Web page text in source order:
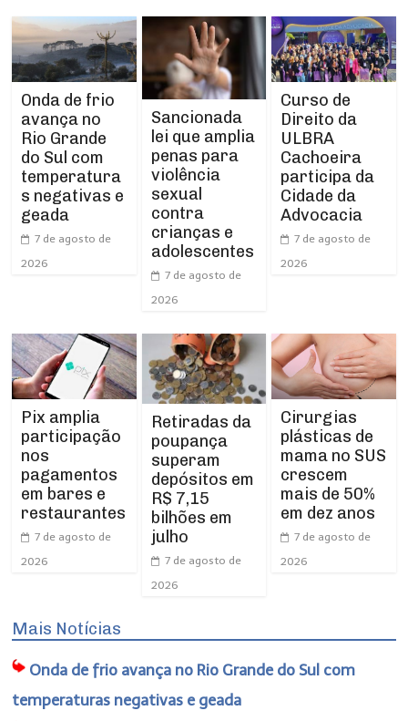
Onda de frio
avança no
Rio Grande
do Sul com
temperatura
s negativas e
geada
7 de agosto de
2026
Sancionada
lei que amplia
penas para
violência
sexual
contra
crianças e
adolescentes
7 de agosto de
2026
Curso de
Direito da
ULBRA
Cachoeira
participa da
Cidade da
Advocacia
7 de agosto de
2026
Pix amplia
participação
nos
pagamentos
em bares e
restaurantes
7 de agosto de
2026
Retiradas da
poupança
superam
depósitos em
R$ 7,15
bilhões em
julho
7 de agosto de
2026
Cirurgias
plásticas de
mama no SUS
crescem
mais de 50%
em dez anos
7 de agosto de
2026
Mais Notícias
Onda de frio avança no Rio Grande do Sul com
temperaturas negativas e geada